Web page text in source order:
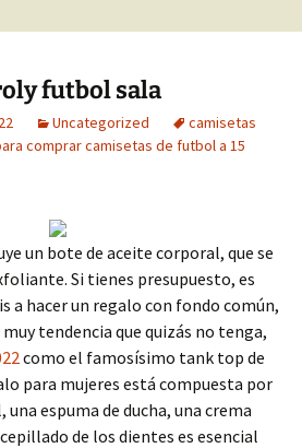
futbol sala
Uncategorized
camisetas
comprar camisetas de futbol a 15
un bote de aceite corporal, que se
Si tienes presupuesto, es
a hacer un regalo con fondo común,
tendencia que quizás no tenga,
como el famosísimo tank top de
para mujeres está compuesta por
espuma de ducha, una crema
de los dientes es esencial